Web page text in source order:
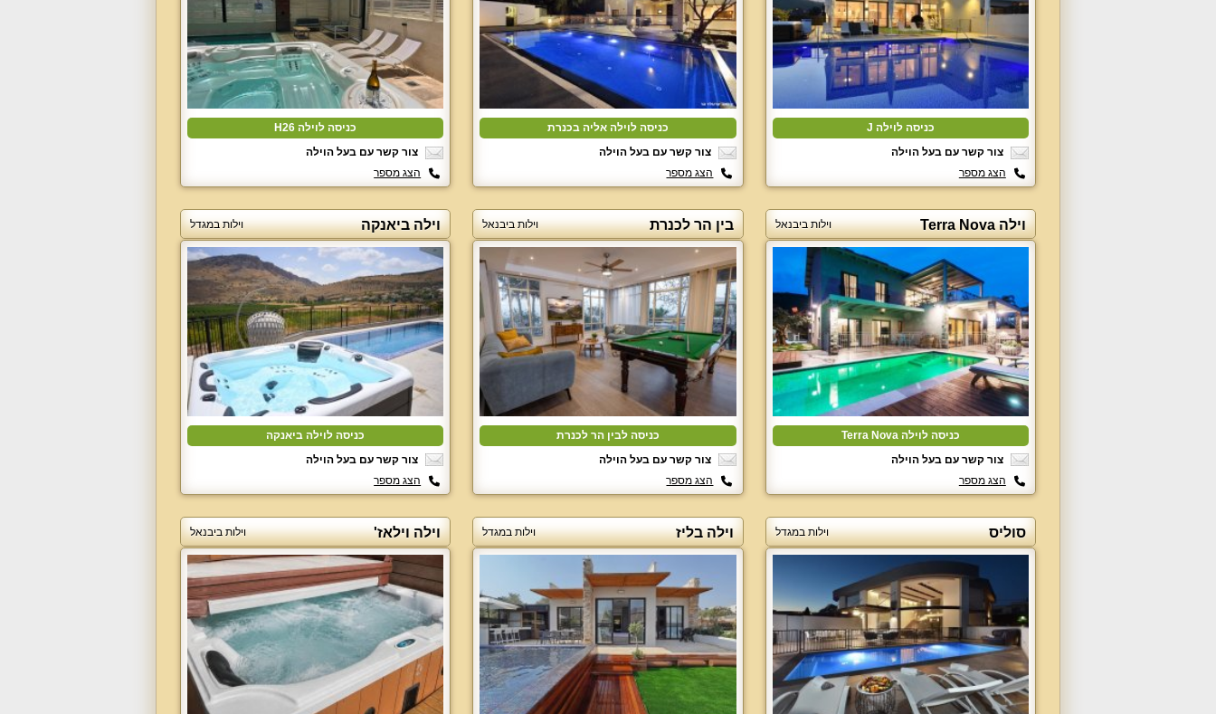
כניסה לוילה J
צור קשר עם בעל הוילה
הצג מספר
כניסה לוילה אליה בכנרת
צור קשר עם בעל הוילה
הצג מספר
כניסה לוילה H26
צור קשר עם בעל הוילה
הצג מספר
וילה Terra Nova וילות ביבנאל
כניסה לוילה Terra Nova
צור קשר עם בעל הוילה
הצג מספר
בין הר לכנרת וילות ביבנאל
כניסה לבין הר לכנרת
צור קשר עם בעל הוילה
הצג מספר
וילה ביאנקה וילות במגדל
כניסה לוילה ביאנקה
צור קשר עם בעל הוילה
הצג מספר
סוליס וילות במגדל וילה בליז וילות במגדל וילה וילאז' וילות ביבנאל